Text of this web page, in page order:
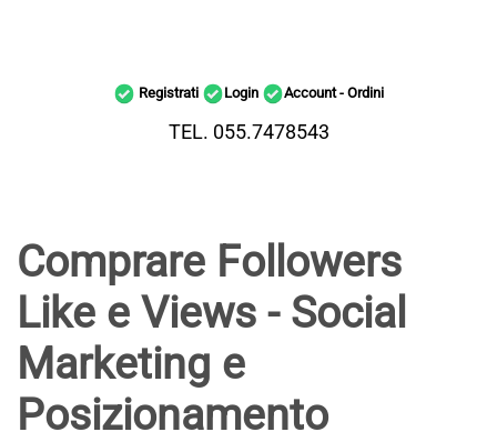
Registrati Login Account - Ordini
TEL. 055.7478543
Comprare Followers
Like e Views - Social
Marketing e
Posizionamento